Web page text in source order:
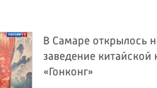
В Самаре открылось
заведение китайской
«Гонконг»